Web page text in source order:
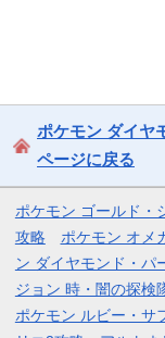
ポケモン ダイヤ
ページに戻る
ポケモン ゴールド・
攻略
ポケモン オメ
ン ダイヤモンド・パ
ジョン 時・闇の探検
ポケモン ルビー・サ